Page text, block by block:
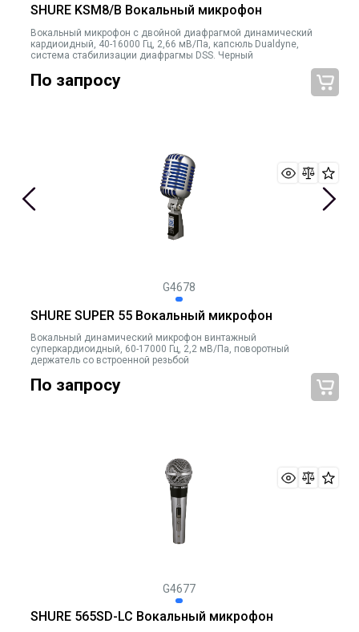
SHURE KSM8/B Вокальный микрофон
Вокальный микрофон с двойной диафрагмой динамический
кардиоидный, 40-16000 Гц, 2,66 мВ/Па, капсюль Dualdyne,
система стабилизации диафрагмы DSS. Черный
По запросу
G4678
SHURE SUPER 55 Вокальный микрофон
Вокальный динамический микрофон винтажный
суперкардиоидный, 60-17000 Гц, 2,2 мВ/Па, поворотный
держатель со встроенной резьбой
По запросу
G4677
SHURE 565SD-LC Вокальный микрофон